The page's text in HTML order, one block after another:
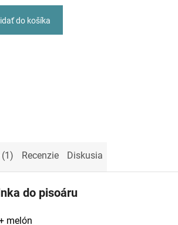
do košíka
Recenzie Diskusia
do pisoáru
melón